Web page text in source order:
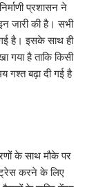
प्रशासन ने
जारी की है। सभी
है। इसके साथ ही
गया है ताकि किसी
गश्त बढ़ा दी गई है
के साथ मौके पर
करने के लिए